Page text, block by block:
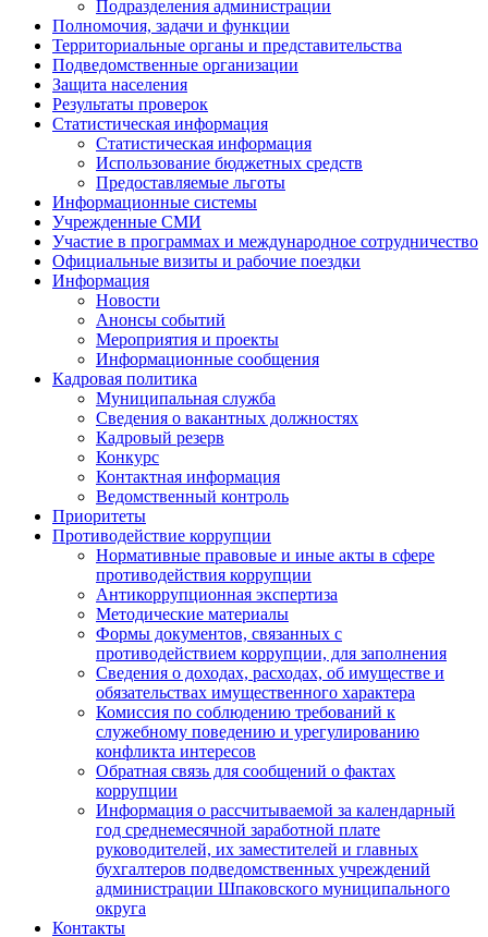
Подразделения администрации
Полномочия, задачи и функции
Территориальные органы и представительства
Подведомственные организации
Защита населения
Результаты проверок
Статистическая информация
Статистическая информация
Использование бюджетных средств
Предоставляемые льготы
Информационные системы
Учрежденные СМИ
Участие в программах и международное сотрудничество
Официальные визиты и рабочие поездки
Информация
Новости
Анонсы событий
Мероприятия и проекты
Информационные сообщения
Кадровая политика
Муниципальная служба
Сведения о вакантных должностях
Кадровый резерв
Конкурс
Контактная информация
Ведомственный контроль
Приоритеты
Противодействие коррупции
Нормативные правовые и иные акты в сфере
противодействия коррупции
Антикоррупционная экспертиза
Методические материалы
Формы документов, связанных с
противодействием коррупции, для заполнения
Сведения о доходах, расходах, об имуществе и
обязательствах имущественного характера
Комиссия по соблюдению требований к
служебному поведению и урегулированию
конфликта интересов
Обратная связь для сообщений о фактах
коррупции
Информация о рассчитываемой за календарный
год среднемесячной заработной плате
руководителей, их заместителей и главных
бухгалтеров подведомственных учреждений
администрации Шпаковского муниципального
округа
Контакты